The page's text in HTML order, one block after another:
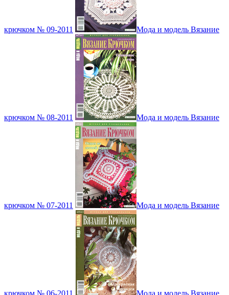
крючком № 09-2011 Мода и модель Вязание
крючком № 08-2011 Мода и модель Вязание
крючком № 07-2011 Мода и модель Вязание
крючком № 06-2011 Мода и модель Вязание